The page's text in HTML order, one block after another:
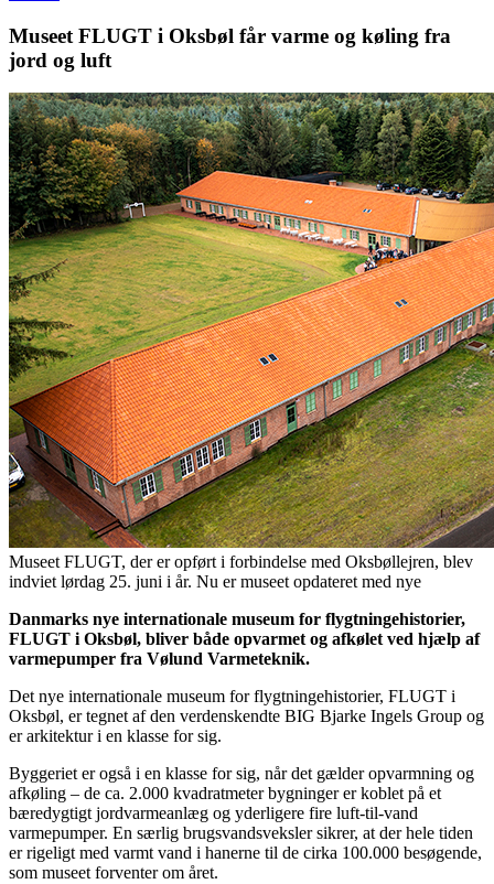
Museet FLUGT i Oksbøl får varme og køling fra
jord og luft
Museet FLUGT, der er opført i forbindelse med Oksbøllejren, blev
indviet lørdag 25. juni i år. Nu er museet opdateret med nye
Danmarks nye internationale museum for flygtningehistorier,
FLUGT i Oksbøl, bliver både opvarmet og afkølet ved hjælp af
varmepumper fra Vølund Varmeteknik.
Det nye internationale museum for flygtningehistorier, FLUGT i
Oksbøl, er tegnet af den verdenskendte BIG Bjarke Ingels Group og
er arkitektur i en klasse for sig.
Byggeriet er også i en klasse for sig, når det gælder opvarmning og
afkøling – de ca. 2.000 kvadratmeter bygninger er koblet på et
bæredygtigt jordvarmeanlæg og yderligere fire luft-til-vand
varmepumper. En særlig brugsvandsveksler sikrer, at der hele tiden
er rigeligt med varmt vand i hanerne til de cirka 100.000 besøgende,
som museet forventer om året.